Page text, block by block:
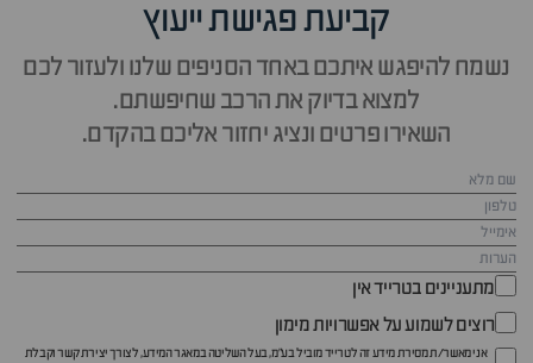
קביעת פגישת ייעוץ
נשמח להיפגש איתכם באחד הסניפים שלנו ולעזור לכם
למצוא בדיוק את הרכב שחיפשתם.
השאירו פרטים ונציג יחזור אליכם בהקדם.
מתעניינים בטרייד אין
רוצים לשמוע על אפשרויות מימון
אני מאשר/ת מסירת מידע זה לטרייד מוביל בע"מ, בעל השליטה במאגר המידע, לצורך יצירת קשר וקבלת